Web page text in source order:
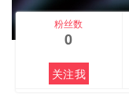
粉丝数
0
关注我